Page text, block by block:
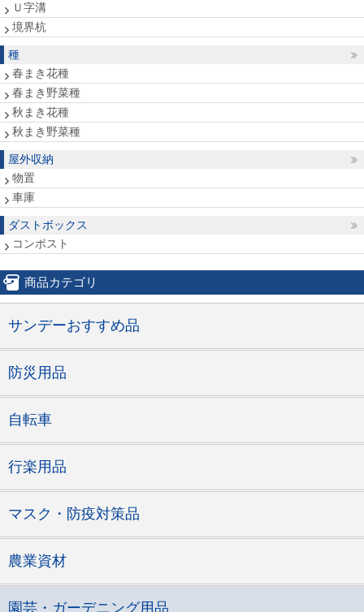
Ｕ字溝
境界杭
種
春まき花種
春まき野菜種
秋まき花種
秋まき野菜種
屋外収納
物置
車庫
ダストボックス
コンポスト
商品カテゴリ
サンデーおすすめ品
防災用品
自転車
行楽用品
マスク・防疫対策品
農業資材
園芸・ガーデニング用品